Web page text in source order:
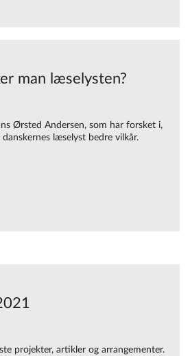
man læselysten?
Ørsted Andersen, som har forsket i,
læselyst bedre vilkår.
projekter, artikler og arrangementer.